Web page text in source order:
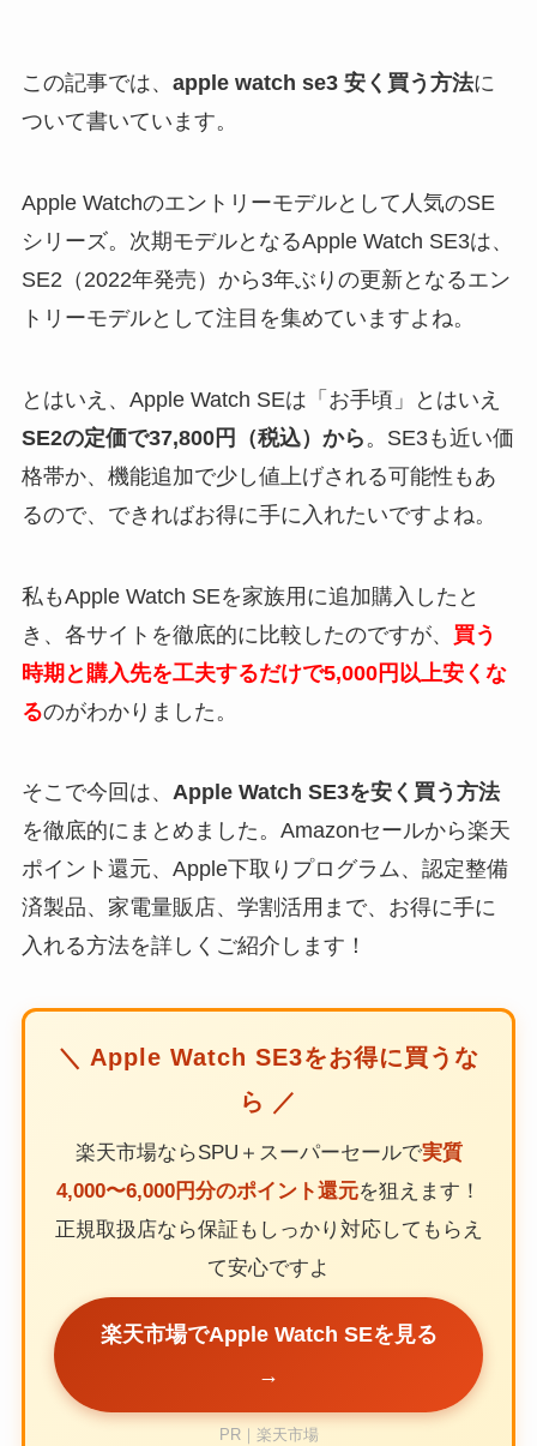
この記事では、 apple watch se3 安く買う方法に
ついて書いています。
Apple Watchのエントリーモデルとして人気のSE
シリーズ。次期モデルとなるApple Watch SE3は、
SE2（2022年発売）から3年ぶりの更新となるエン
トリーモデルとして注目を集めていますよね。
とはいえ、Apple Watch SEは「お手頃」とはいえ
SE2の定価で37,800円（税込）から 。SE3も近い価
格帯か、機能追加で少し値上げされる可能性もあ
るので、できればお得に手に入れたいですよね。
私もApple Watch SEを家族用に追加購入したと
き、各サイトを徹底的に比較したのですが、 買う
時期と購入先を工夫するだけで5,000円以上安くな
るのがわかりました。
そこで今回は、 Apple Watch SE3を安く買う方法
を徹底的にまとめました。Amazonセールから楽天
ポイント還元、Apple下取りプログラム、認定整備
済製品、家電量販店、学割活用まで、お得に手に
入れる方法を詳しくご紹介します！
＼ Apple Watch SE3をお得に買うな
ら ／
楽天市場ならSPU＋スーパーセールで実質
4,000〜6,000円分のポイント還元を狙えます！
正規取扱店なら保証もしっかり対応してもらえ
て安心ですよ
楽天市場でApple Watch SEを見る
→
PR｜楽天市場